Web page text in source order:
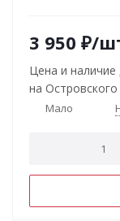
3 950 ₽/
Цена и наличие
на Островского
Мало